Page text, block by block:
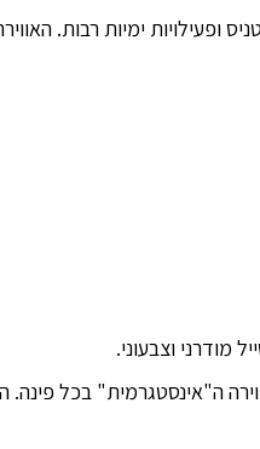
ופעילויות ימיות רבות.
מודרני וצבעוני.
ה"אינסטגרמית" בכל פינה.